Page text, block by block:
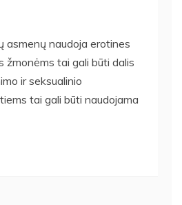
asmenų naudoja erotines
žmonėms tai gali būti dalis
ir seksualinio
tai gali būti naudojama